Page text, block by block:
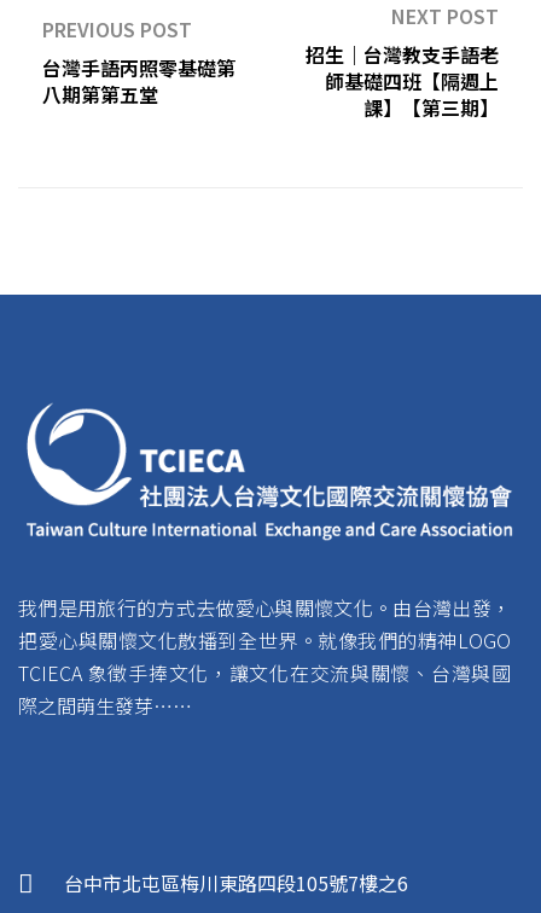
PREVIOUS POST
台灣手語丙照零基礎第
八期第第五堂
NEXT POST
招生｜台灣教支手語老
師基礎四班【隔週上
課】【第三期】
我們是用旅行的方式去做愛心與關懷文化。由台灣出發，
把愛心與關懷文化散播到全世界。就像我們的精神LOGO
TCIECA 象徵手捧文化，讓文化在交流與關懷、台灣與國
際之間萌生發芽……
台中市北屯區梅川東路四段105號7樓之6